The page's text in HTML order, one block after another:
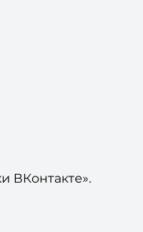
ВКонтакте».